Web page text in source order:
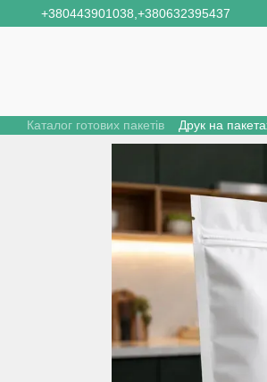
Перейти до основного контенту
+380443901038, +380632395437
Каталог готових пакетів
Друк на